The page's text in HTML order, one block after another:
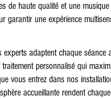
de haute qualité et une
garantir une expérience
experts adaptent chaque séance
personnalisé qui
vous entrez dans nos
accueillante rendent